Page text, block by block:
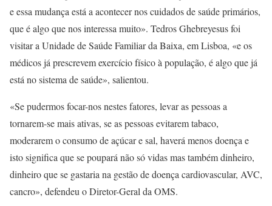
e essa mudança está a acontecer nos cuidados de saúde primários,
que é algo que nos interessa muito». Tedros Ghebreyesus foi
visitar a Unidade de Saúde Familiar da Baixa, em Lisboa, «e os
médicos já prescrevem exercício físico à população, é algo que já
está no sistema de saúde», salientou.
«Se pudermos focar-nos nestes fatores, levar as pessoas a
tornarem-se mais ativas, se as pessoas evitarem tabaco,
moderarem o consumo de açúcar e sal, haverá menos doença e
isto significa que se poupará não só vidas mas também dinheiro,
dinheiro que se gastaria na gestão de doença cardiovascular, AVC,
cancro», defendeu o Diretor-Geral da OMS.